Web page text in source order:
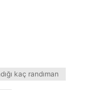
kaç randıman